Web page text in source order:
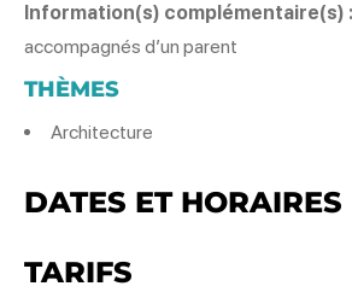
Information(s) complémentaire(s) :
accompagnés d’un parent
THÈMES
Architecture
DATES ET HORAIRES
TARIFS